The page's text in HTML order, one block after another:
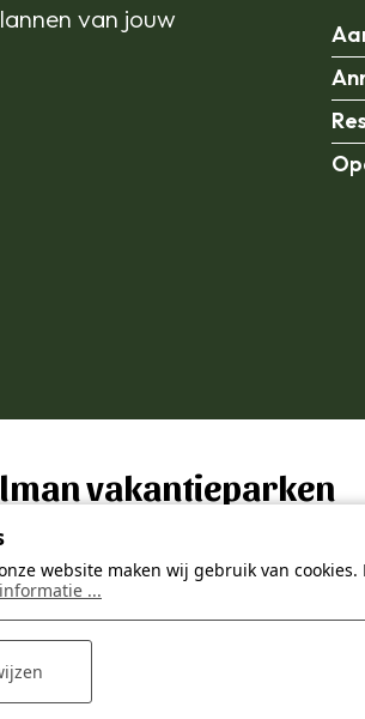
van jouw
vakantieparken
vakantieparken op de mooiste
Nederland.
website maken wij gebruik van cookies.
...